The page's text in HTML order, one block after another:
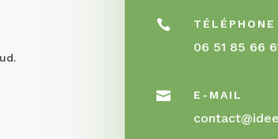
 TÉLÉPHONE
06 51 85 66
 E-MAIL